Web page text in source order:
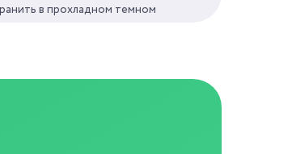
в прохладном темном